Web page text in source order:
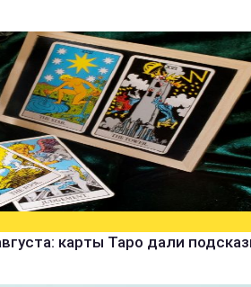
карты Таро дали